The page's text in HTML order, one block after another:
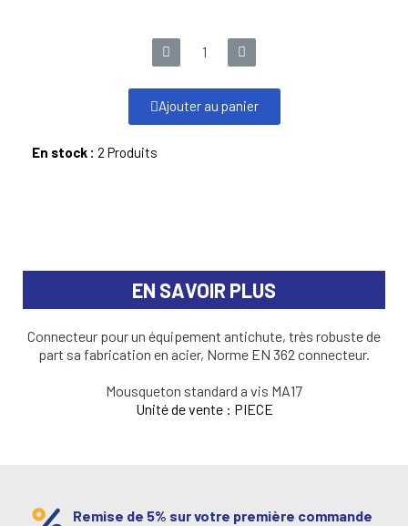
Ajouter au panier
En stock : 2 Produits
EN SAVOIR PLUS
Connecteur pour un équipement antichute, très robuste de
part sa fabrication en acier, Norme EN 362 connecteur.
Mousqueton standard a vis MA17
Unité de vente : PIECE
Remise de 5% sur votre première commande